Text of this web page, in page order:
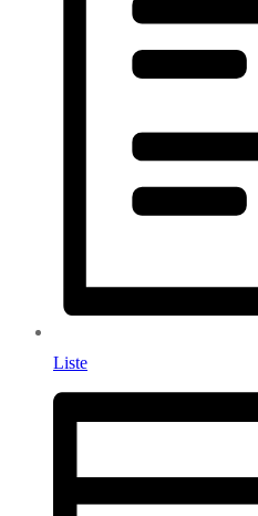
Liste